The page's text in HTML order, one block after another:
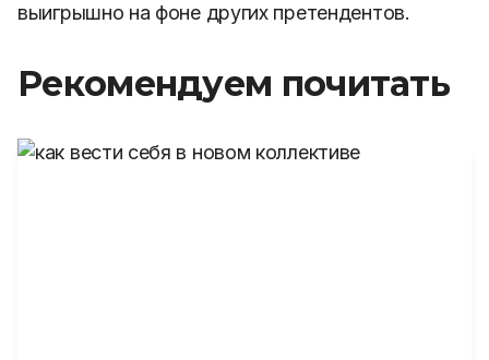
выигрышно на фоне других претендентов.
Рекомендуем почитать